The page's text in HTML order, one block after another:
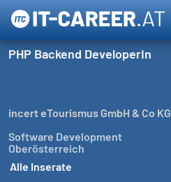
PHP Backend DeveloperIn
incert eTourismus GmbH & Co KG
Software Development
Oberösterreich
Alle Inserate